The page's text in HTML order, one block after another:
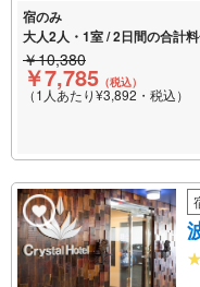
宿のみ
大人2人・1室 / 2日間の合計
￥10,380
￥7,785 （税込）
（1人あたり¥3,892・税込）